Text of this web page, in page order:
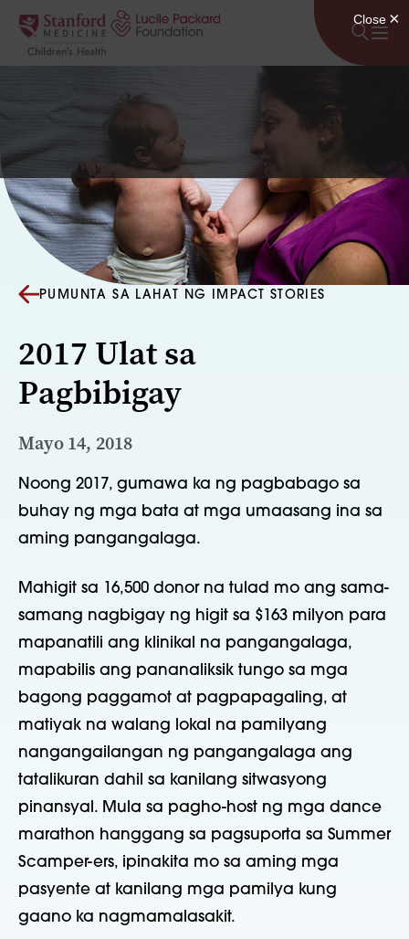
Lumaktaw sa nilalaman
PUMUNTA SA LAHAT NG IMPACT STORIES
2017 Ulat sa
Pagbibigay
Mayo 14, 2018
Noong 2017, gumawa ka ng pagbabago sa
buhay ng mga bata at mga umaasang ina sa
aming pangangalaga.
Mahigit sa 16,500 donor na tulad mo ang sama-
samang nagbigay ng higit sa $163 milyon para
mapanatili ang klinikal na pangangalaga,
mapabilis ang pananaliksik tungo sa mga
bagong paggamot at pagpapagaling, at
matiyak na walang lokal na pamilyang
nangangailangan ng pangangalaga ang
tatalikuran dahil sa kanilang sitwasyong
pinansyal. Mula sa pagho-host ng mga dance
marathon hanggang sa pagsuporta sa Summer
Scamper-ers, ipinakita mo sa aming mga
pasyente at kanilang mga pamilya kung
gaano ka nagmamalasakit.